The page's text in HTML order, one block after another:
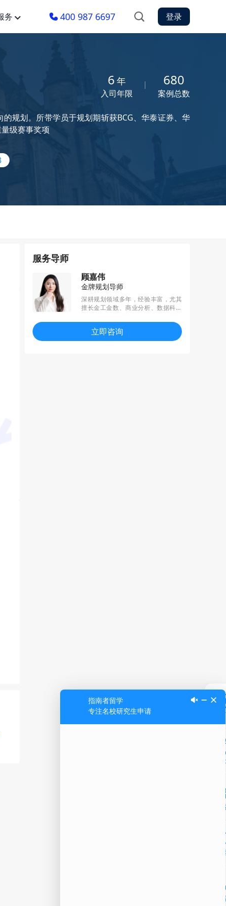
务 400 987 6697 登录
6 年
入司年限
680
案例总数
规划。所带学员于规划期斩获BCG、华泰证券、华
级赛事奖项
服务导师
顾嘉伟
金牌规划导师
深耕规划领域多年，经验丰富，尤其
擅长金工金数、商业分析、数据科学
获BCG、华泰证券、华为等多个名企o
ffer，收获“花旗杯”、美团商业分析大
赛、蚂蚁集团金融智能挑战赛等重量
立即咨询
公
微
在
电